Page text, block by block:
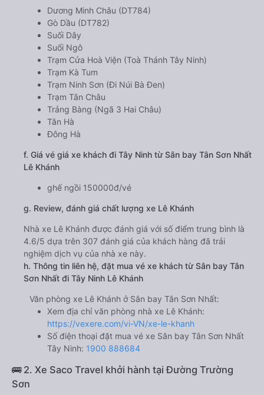
Dương Minh Châu (DT784)
Gò Dầu (DT782)
Suối Dây
Suối Ngô
Trạm Cửa Hoà Viện (Toà Thánh Tây Ninh)
Trạm Kà Tum
Trạm Ninh Sơn (Đi Núi Bà Đen)
Trạm Tân Châu
Trảng Bàng (Ngã 3 Hai Châu)
Tân Hà
Đông Hà
f. Giá vé giá xe khách đi Tây Ninh từ Sân bay Tân Sơn Nhất
Lê Khánh
ghế ngồi 150000đ/vé
g. Review, đánh giá chất lượng xe Lê Khánh
Nhà xe Lê Khánh được đánh giá với số điểm trung bình là
4.6/5 dựa trên 307 đánh giá của khách hàng đã trải
nghiệm dịch vụ của nhà xe này.
h. Thông tin liên hệ, đặt mua vé xe khách từ Sân bay Tân
Sơn Nhất đi Tây Ninh Lê Khánh
Văn phòng xe Lê Khánh ở Sân bay Tân Sơn Nhất:
Xem địa chỉ văn phòng nhà xe Lê Khánh:
https://vexere.com/vi-VN/xe-le-khanh
Số điện thoại đặt mua vé xe Sân bay Tân Sơn Nhất
Tây Ninh: 1900 888684
🚌 2. Xe Saco Travel khởi hành tại Đường Trường
Sơn